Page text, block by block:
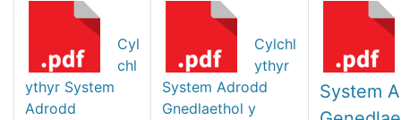
Cyl
chl
ythyr System
Adrodd
Cylchl
ythyr
System Adrodd
Gnedlaethol y
System